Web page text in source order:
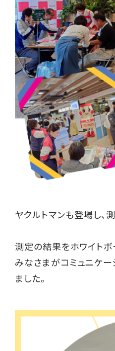
ヤクルトマンも登場し
測定の結果をホワイト
みなさまがコミュニケ
ました。